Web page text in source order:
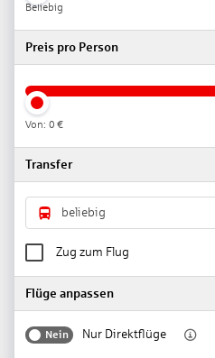
Beliebig
Preis pro Person
Von: 0 €
Transfer
beliebig
Zug zum Flug
Flüge anpassen
Nein Nur Direktflüge